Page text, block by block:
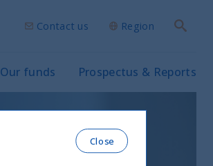
Our funds Prospectus & Reports
Contact us Region
Search
Close